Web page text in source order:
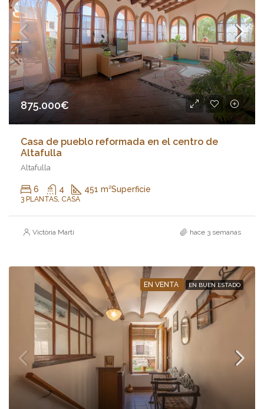
875.000€
Casa de pueblo reformada en el centro de
Altafulla
Altafulla
6 4 451 m²Superficie
3 PLANTAS, CASA
Victòria Martí hace 3 semanas
EN VENTA EN BUEN ESTADO